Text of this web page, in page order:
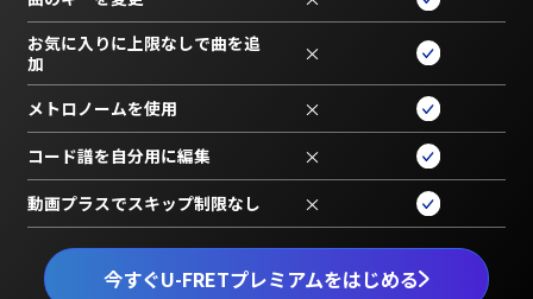
今すぐU-FRETプレミアムをはじめる
お気に入りに上限なしで曲を追
加
×
メトロノームを使用 ×
コード譜を自分用に編集 ×
動画プラスでスキップ制限なし ×